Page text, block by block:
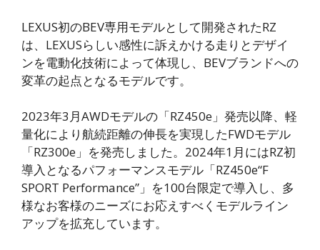
LEXUS初のBEV専用モデルとして開発されたRZ
は、LEXUSらしい感性に訴えかける走りとデザイ
ンを電動化技術によって体現し、BEVブランドへの
変革の起点となるモデルです。
2023年3月AWDモデルの「RZ450e」発売以降、軽
量化により航続距離の伸長を実現したFWDモデル
「RZ300e」を発売しました。2024年1月にはRZ初
導入となるパフォーマンスモデル「RZ450e“F
SPORT Performance”」を100台限定で導入し、多
様なお客様のニーズにお応えすべくモデルライン
アップを拡充しています。